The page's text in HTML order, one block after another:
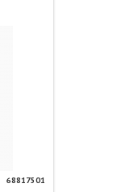
68817501